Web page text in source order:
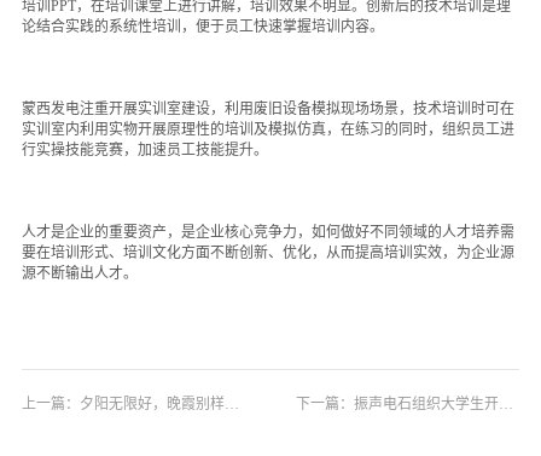
培训PPT，在培训课堂上进行讲解，培训效果不明显。创新后的技术培训是理
论结合实践的系统性培训，便于员工快速掌握培训内容。
蒙西发电注重开展实训室建设，利用废旧设备模拟现场场景，技术培训时可在
实训室内利用实物开展原理性的培训及模拟仿真，在练习的同时，组织员工进
行实操技能竞赛，加速员工技能提升。
人才是企业的重要资产，是企业核心竞争力，如何做好不同领域的人才培养需
要在培训形式、培训文化方面不断创新、优化，从而提高培训实效，为企业源
源不断输出人才。
上一篇： 夕阳无限好，晚霞别样红: 基建办组织退休员工欢送会 下一篇： 振声电石组织大学生开展新闻写作培训